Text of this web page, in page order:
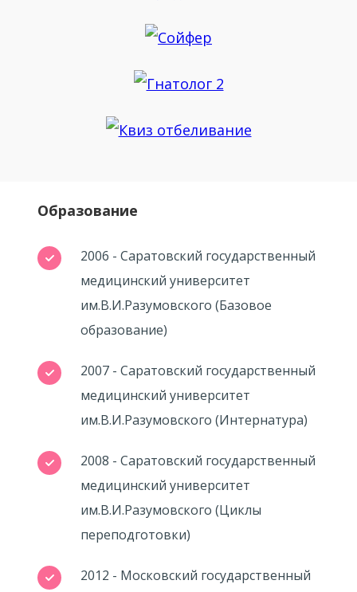
Образование
2006 - Саратовский государственный
медицинский университет
им.В.И.Разумовского (Базовое
образование)
2007 - Саратовский государственный
медицинский университет
им.В.И.Разумовского (Интернатура)
2008 - Саратовский государственный
медицинский университет
им.В.И.Разумовского (Циклы
переподготовки)
2012 - Московский государственный